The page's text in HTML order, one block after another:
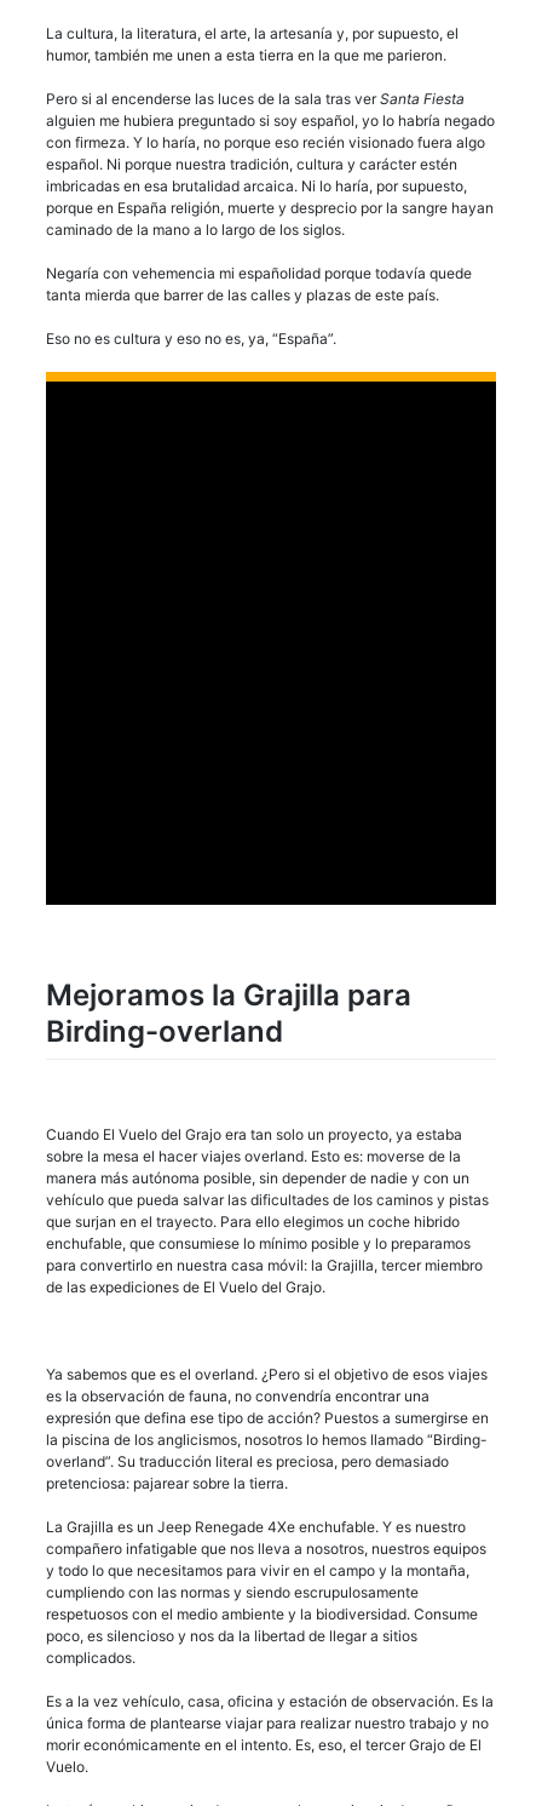
La cultura, la literatura, el arte, la artesanía y, por supuesto, el
humor, también me unen a esta tierra en la que me parieron.
Pero si al encenderse las luces de la sala tras verSanta Fiesta
alguien me hubiera preguntado si soy español, yo lo habría negado
con firmeza. Y lo haría, no porque eso recién visionado fuera algo
español. Ni porque nuestra tradición, cultura y carácter estén
imbricadas en esa brutalidad arcaica. Ni lo haría, por supuesto,
porque en España religión, muerte y desprecio por la sangre hayan
caminado de la mano a lo largo de los siglos.
Negaría con vehemencia mi españolidad porque todavía quede
tanta mierda que barrer de las calles y plazas de este país.
Eso no es cultura y eso no es, ya, “España”.
Mejoramos la Grajilla para
Birding-overland
Cuando El Vuelo del Grajo era tan solo un proyecto, ya estaba
sobre la mesa el hacer viajes overland. Esto es: moverse de la
manera más autónoma posible, sin depender de nadie y con un
vehículo que pueda salvar las dificultades de los caminos y pistas
que surjan en el trayecto. Para ello elegimos un coche hibrido
enchufable, que consumiese lo mínimo posible y lo preparamos
para convertirlo en nuestra casa móvil: la Grajilla, tercer miembro
de las expediciones de El Vuelo del Grajo.
Ya sabemos que es el overland. ¿Pero si el objetivo de esos viajes
es la observación de fauna, no convendría encontrar una
expresión que defina ese tipo de acción? Puestos a sumergirse en
la piscina de los anglicismos, nosotros lo hemos llamado “Birding-
overland”. Su traducción literal es preciosa, pero demasiado
pretenciosa: pajarear sobre la tierra.
La Grajilla es un Jeep Renegade 4Xe enchufable. Y es nuestro
compañero infatigable que nos lleva a nosotros, nuestros equipos
y todo lo que necesitamos para vivir en el campo y la montaña,
cumpliendo con las normas y siendo escrupulosamente
respetuosos con el medio ambiente y la biodiversidad. Consume
poco, es silencioso y nos da la libertad de llegar a sitios
complicados.
Es a la vez vehículo, casa, oficina y estación de observación. Es la
única forma de plantearse viajar para realizar nuestro trabajo y no
morir económicamente en el intento. Es, eso, el tercer Grajo de El
Vuelo.